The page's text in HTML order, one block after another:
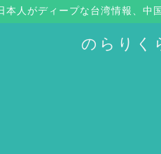
本人がディープな台湾情報、中
のらりく